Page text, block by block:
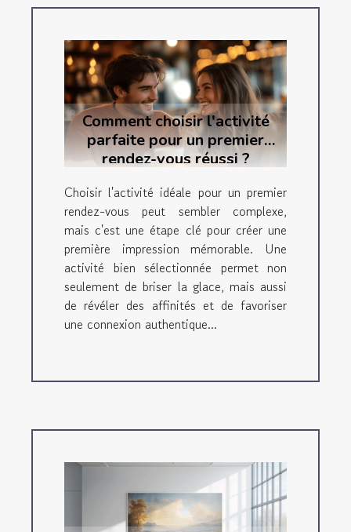
Comment choisir l'activité
parfaite pour un premier
rendez-vous réussi ?
Choisir l'activité idéale pour un premier
rendez-vous peut sembler complexe,
mais c'est une étape clé pour créer une
première impression mémorable. Une
activité bien sélectionnée permet non
seulement de briser la glace, mais aussi
de révéler des affinités et de favoriser
une connexion authentique...